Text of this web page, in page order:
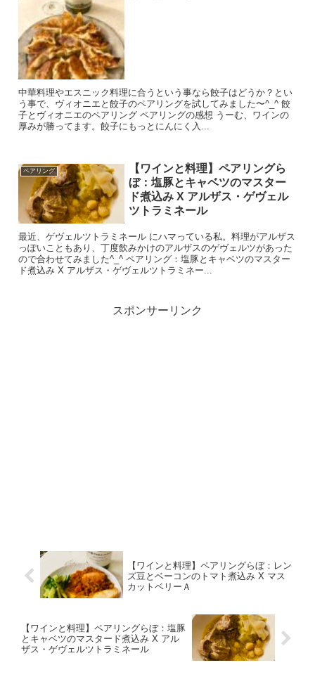
中華料理やエスニック料理に合うという事なら餃子はどうか？とい
う事で、ヴィオニエと餃子のペアリングを試してみました〜^_^ 餃
子とヴィオニエのペアリング ペアリングの感想 うーむ、ワインの
厚みが勝ってます。餃子にもっとにんにく入...
ペアリング
【ワインと料理】ペアリングら
ぼ：塩豚とキャベツのマスター
ド煮込み X アルザス・ゲヴェル
ツトラミネール
最近、ゲヴェルツトラミネール にハマっている私。料理がアルザス
っぽいこともあり、丁度飲みかけのアルザスのゲヴェルツがあった
ので合わせてみました^_^ ペアリング：塩豚とキャベツのマスター
ド煮込み X アルザス・ゲヴェルツトラミネー...
スポンサーリンク
【ワインと料理】ペアリングらぼ：レン
ズ豆とベーコンのトマト煮込み X マス
カットベリーＡ
【ワインと料理】ペアリングらぼ：塩豚
とキャベツのマスタード煮込み X アル
ザス・ゲヴェルツトラミネール